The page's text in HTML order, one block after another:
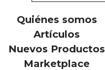
Quiénes somos
Artículos
Nuevos Productos
Marketplace